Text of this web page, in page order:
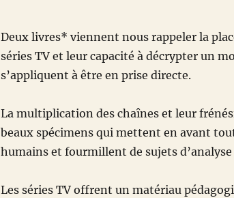
Deux livres* viennent nous rappeler la
séries TV et leur capacité à décrypter un
s’appliquent à être en prise directe.
La multiplication des chaînes et leur
beaux spécimens qui mettent en avant
humains et fourmillent de sujets
Les séries TV offrent un matériau